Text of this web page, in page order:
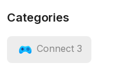
Categories
Connect 3